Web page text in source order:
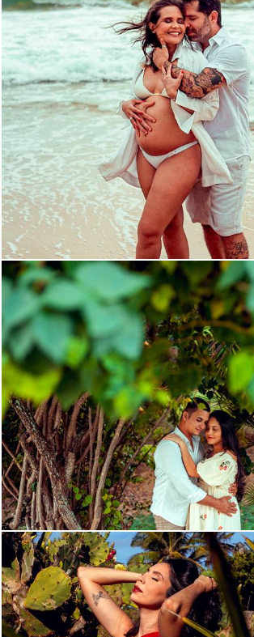
1552 0
2270 34